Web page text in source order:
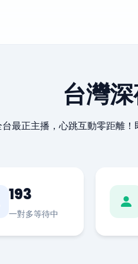
台灣
最正主播，心跳互動零距離！
193
一對多等待中